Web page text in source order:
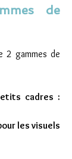
de
2 gammes de
cadres :
les visuels